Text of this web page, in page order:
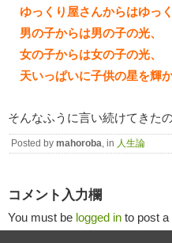
ゆっくり屋さんからはゆっ
男の子からは男の子の光、
女の子からは女の子の光、
天いっぱいに子供の星を輝
そんなふうに言い続けてきた
Posted by mahoroba , in 人生論
コメント入力欄
You must be logged in to post